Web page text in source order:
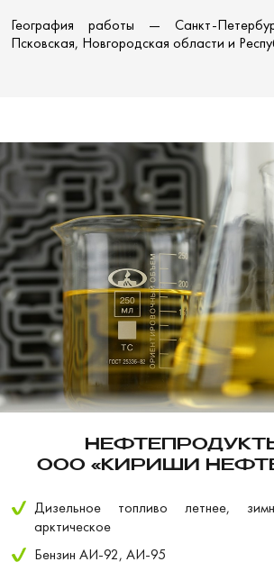
География работы — Санкт-
Псковская, Новгородская области и
ООО «КИРИШИ
Дизельное топливо летнее,
арктическое
Бензин АИ-92, АИ-95